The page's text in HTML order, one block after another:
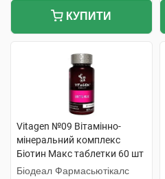
КУПИТИ
Vitagen №09 Вітамінно-
мінеральний комплекс
Біотин Макс таблетки 60 шт
Біодеал Фармасьютікалс